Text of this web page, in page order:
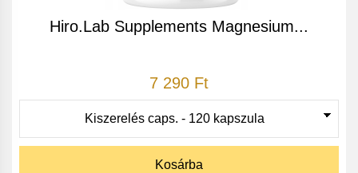
Hiro.Lab Supplements Magnesium...
7 290 Ft
Kosárba